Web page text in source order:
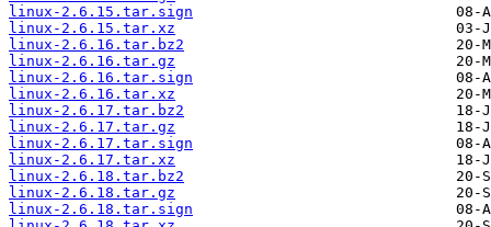
linux-2.6.15.tar.sign
linux-2.6.15.tar.xz
linux-2.6.16.tar.bz2
linux-2.6.16.tar.gz
linux-2.6.16.tar.sign
linux-2.6.16.tar.xz
linux-2.6.17.tar.bz2
linux-2.6.17.tar.gz
linux-2.6.17.tar.sign
linux-2.6.17.tar.xz
linux-2.6.18.tar.bz2
linux-2.6.18.tar.gz
linux-2.6.18.tar.sign